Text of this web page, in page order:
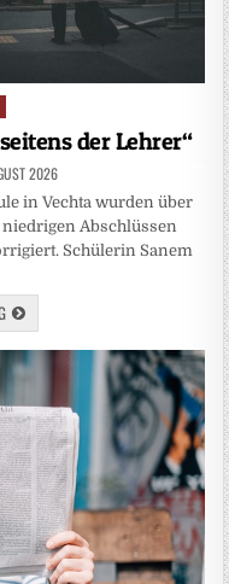
der Lehrer“
2026
in Vechta wurden über
Abschlüssen
Schülerin Sanem